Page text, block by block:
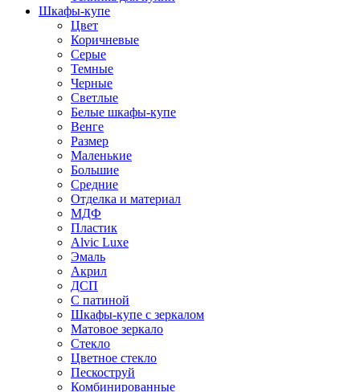
Шкафы-купе
Цвет
Коричневые
Серые
Темные
Черные
Светлые
Белые шкафы-купе
Венге
Размер
Маленькие
Большие
Средние
Отделка и материал
МДФ
Пластик
Alvic Luxe
Эмаль
Акрил
ДСП
С патиной
Шкафы-купе с зеркалом
Матовое зеркало
Стекло
Цветное стекло
Пескоструй
Комбинированные